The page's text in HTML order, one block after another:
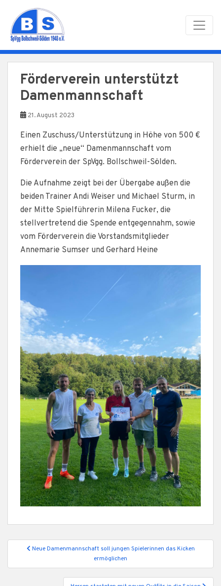
Förderverein unterstützt
Damenmannschaft
21. August 2023
Einen Zuschuss/Unterstützung in Höhe von 500 €
erhielt die „neue“ Damenmannschaft vom
Förderverein der SpVgg. Bollschweil-Sölden.
Die Aufnahme zeigt bei der Übergabe außen die
beiden Trainer Andi Weiser und Michael Sturm, in
der Mitte Spielführerin Milena Fucker, die
stellvertretend die Spende entgegennahm, sowie
vom Förderverein die Vorstandsmitglieder
Annemarie Sumser und Gerhard Heine
Beitragsnavigation
Neue Damenmannschaft soll jungen Spielerinnen das Kicken
ermöglichen